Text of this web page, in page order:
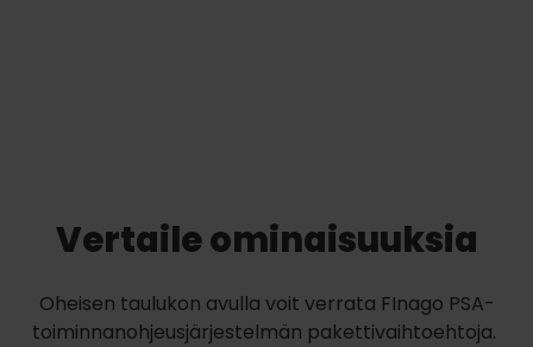
Vertaile ominaisuuksia
Oheisen taulukon avulla voit verrata FInago PSA-
toiminnanohjeusjärjestelmän pakettivaihtoehtoja.